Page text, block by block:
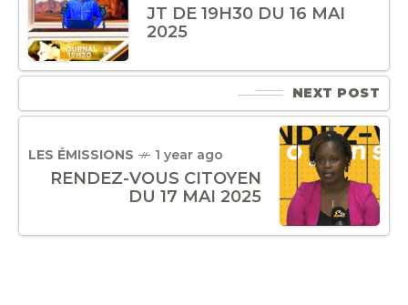
JT DE 19H30 DU 16 MAI
2025
NEXT POST
LES ÉMISSIONS 1 year ago
RENDEZ-VOUS CITOYEN
DU 17 MAI 2025